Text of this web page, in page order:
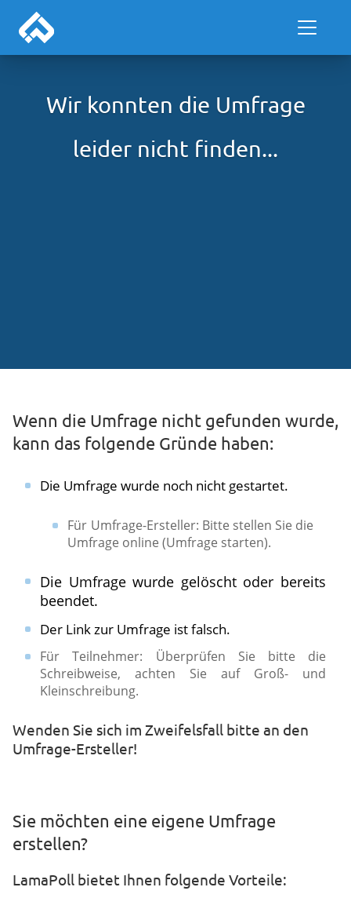
Wir konnten die Umfrage
leider nicht finden...
Wenn die Umfrage nicht gefunden wurde,
kann das folgende Gründe haben:
Die Umfrage wurde noch nicht gestartet.
Für Umfrage-Ersteller: Bitte stellen Sie die
Umfrage online (Umfrage starten).​
Die Umfrage wurde gelöscht oder bereits
beendet.
Der Link zur Umfrage ist falsch.
​Für Teilnehmer: Überprüfen Sie bitte die
Schreibweise, achten Sie auf Groß- und
Kleinschreibung.
​​Wenden Sie sich im Zweifelsfall bitte an den
Umfrage-Ersteller!
Sie möchten eine eigene Umfrage
erstellen?
LamaPoll bietet Ihnen folgende Vorteile: